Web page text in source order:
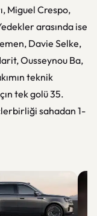
Miguel Crespo,
arasında ise
Davie Selke,
Ousseynou Ba,
teknik
tek golü 35.
sahadan 1-